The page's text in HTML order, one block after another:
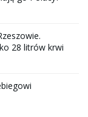
28 litrów krwi